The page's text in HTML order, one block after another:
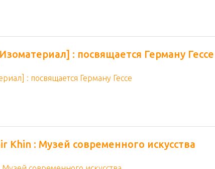
: посвящается Герману Гессе
: Музей современного искусства